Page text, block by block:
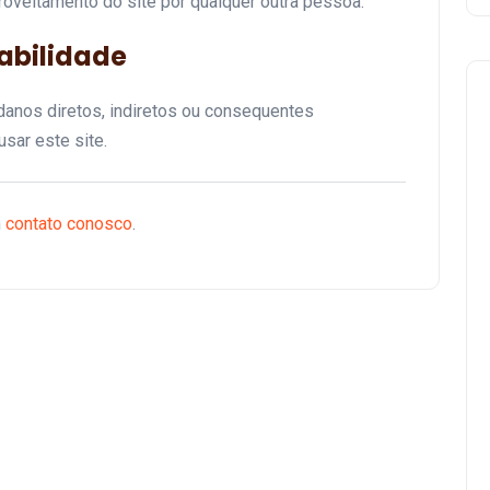
diretos, indiretos ou consequentes
este site.
contato conosco.